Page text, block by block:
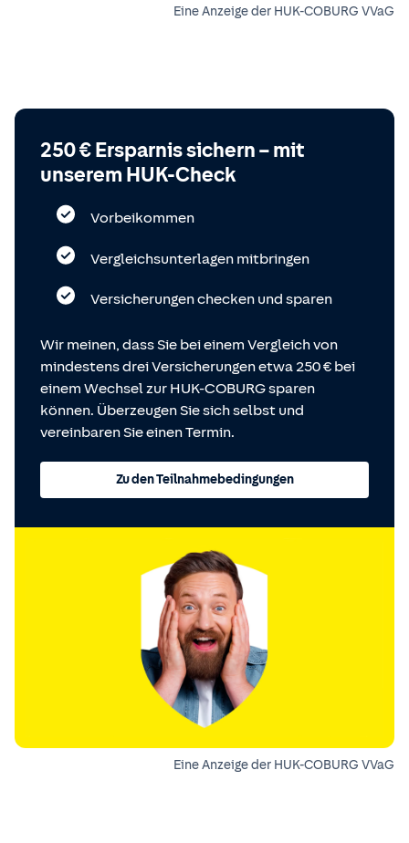
Eine Anzeige der HUK-COBURG VVaG
250 € Ersparnis sichern – mit
unserem HUK-Check
Vorbeikommen
Vergleichsunterlagen mitbringen
Versicherungen checken und sparen
Wir meinen, dass Sie bei einem Vergleich von
mindestens drei Versicherungen etwa 250 € bei
einem Wechsel zur HUK-COBURG sparen
können. Überzeugen Sie sich selbst und
vereinbaren Sie einen Termin.
Zu den Teilnahmebedingungen
Eine Anzeige der HUK-COBURG VVaG